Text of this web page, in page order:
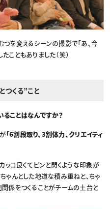
を変えるシーンの撮影で「あ、今
こともありました（笑）
つくる”こと
ことはなんですか？
「6割段取り、3割体力、クリエイティ
ッコ良くてピンと閃くような印象が
ゃんとした地道な積み重ねと、ちゃ
係をつくることがチームの土台と